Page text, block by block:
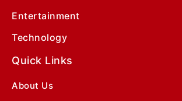
Entertainment
Technology
Quick Links
About Us